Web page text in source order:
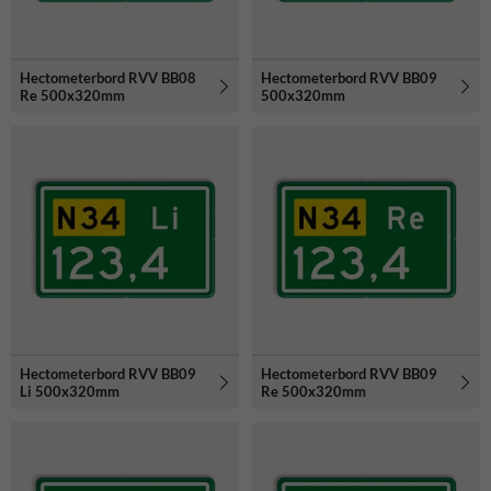
Hectometerbord RVV BB08
Re 500x320mm
Hectometerbord RVV BB09
500x320mm
Hectometerbord RVV BB09
Li 500x320mm
Hectometerbord RVV BB09
Re 500x320mm